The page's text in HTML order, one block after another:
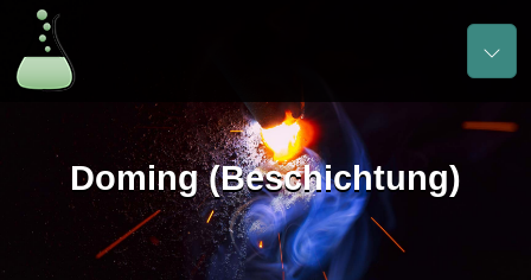
Doming (Beschichtung)